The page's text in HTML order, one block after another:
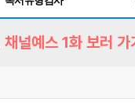
RBTI Lab
독서유형검사
채널예스 1화 보러 가